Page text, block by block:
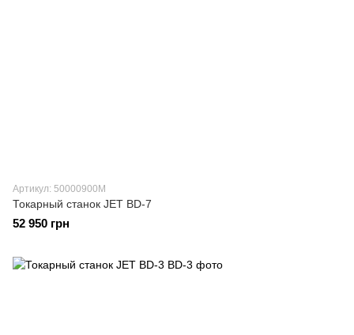
Артикул: 50000900M
Токарный станок JET BD-7
52 950 грн